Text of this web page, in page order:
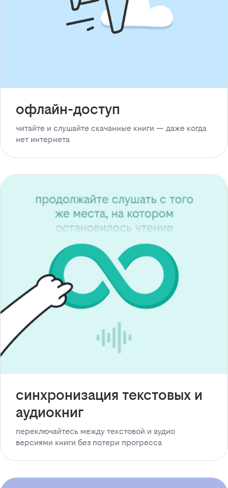
офлайн-доступ
читайте и слушайте скачанные книги — даже когда
нет интернета
синхронизация текстовых и
аудиокниг
переключайтесь между текстовой и аудио
версиями книги без потери прогресса